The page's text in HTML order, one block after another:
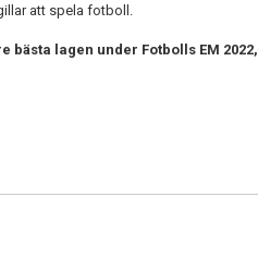
att spela fotboll.
bästa lagen under Fotbolls EM 2022,